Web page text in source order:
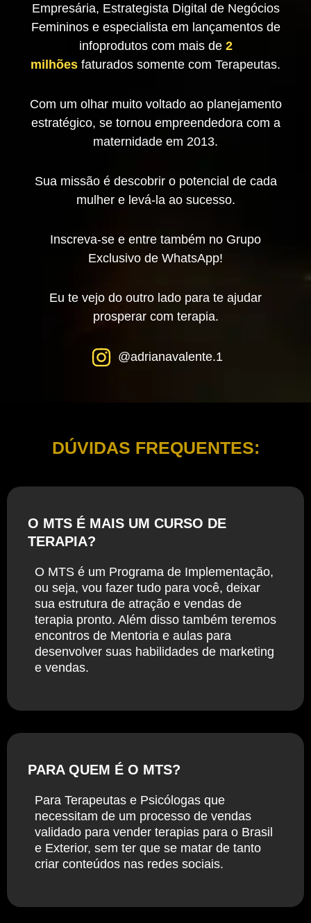
Empresária, Estrategista Digital de Negócios
Femininos e especialista em lançamentos de
infoprodutos com mais de 2
milhões faturados somente com Terapeutas.
Com um olhar muito voltado ao planejamento
estratégico, se tornou empreendedora com a
maternidade em 2013.
Sua missão é descobrir o potencial de cada
mulher e levá-la ao sucesso.
Inscreva-se e entre também no Grupo
Exclusivo de WhatsApp!
Eu te vejo do outro lado para te ajudar
prosperar com terapia.
@adrianavalente.1
DÚVIDAS FREQUENTES:
O MTS É MAIS UM CURSO DE
TERAPIA?
O MTS é um Programa de Implementação,
ou seja, vou fazer tudo para você, deixar
sua estrutura de atração e vendas de
terapia pronto. Além disso também teremos
encontros de Mentoria e aulas para
desenvolver suas habilidades de marketing
e vendas.
PARA QUEM É O MTS?
Para Terapeutas e Psicólogas que
necessitam de um processo de vendas
validado para vender terapias para o Brasil
e Exterior, sem ter que se matar de tanto
criar conteúdos nas redes sociais.